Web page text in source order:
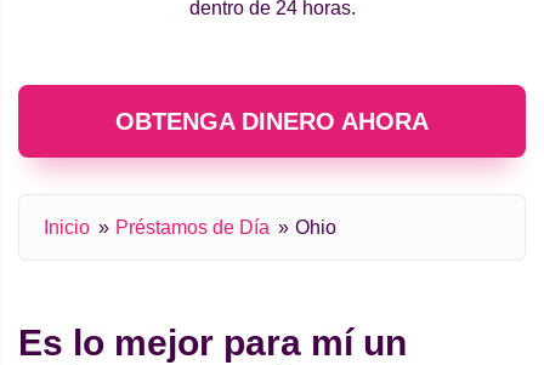
dentro de 24 horas.
OBTENGA DINERO AHORA
Inicio Préstamos de Día Ohio
Es lo mejor para mí un